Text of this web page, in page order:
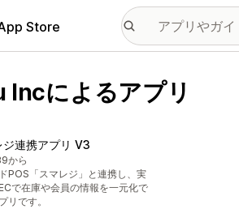
Store
Incによるアプリ
ジ連携アプリ V3
から
POS「スマレジ」と連携し、実
で在庫や会員の情報を一元化で
リです。